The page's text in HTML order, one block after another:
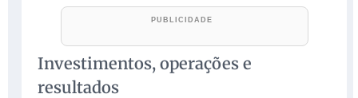
Investimentos, operações e
resultados